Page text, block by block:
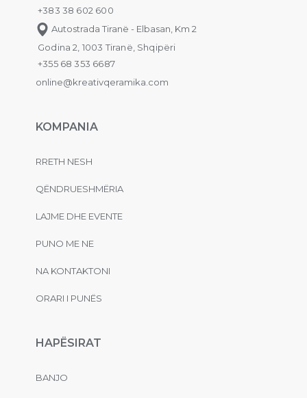
+383 38 602 600
Autostrada Tiranë - Elbasan, Km 2
Godina 2, 1003 Tiranë, Shqipëri
+355 68 353 6687
online@kreativqeramika.com
KOMPANIA
RRETH NESH
QËNDRUESHMËRIA
LAJME DHE EVENTE
PUNO ME NE
NA KONTAKTONI
ORARI I PUNËS
HAPËSIRAT
BANJO